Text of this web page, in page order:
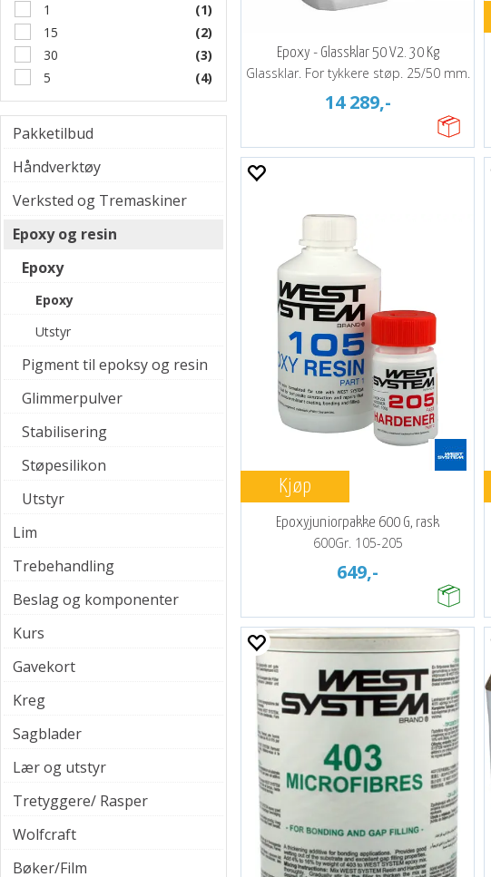
1
(1)
15
(2)
30
(3)
5
(4)
Pakketilbud
Håndverktøy
Verksted og Tremaskiner
Epoxy og resin
Epoxy
Epoxy
Utstyr
Pigment til epoksy og resin
Glimmerpulver
Stabilisering
Støpesilikon
Utstyr
Lim
Trebehandling
Beslag og komponenter
Kurs
Gavekort
Kreg
Sagblader
Lær og utstyr
Tretyggere/ Rasper
Wolfcraft
Bøker/Film
Epoxy - Glassklar 50 V2. 30 Kg
Glassklar. For tykkere støp. 25/50 mm.
14 289,-
Kjøp
Epoxyjuniorpakke 600 G, rask
600Gr. 105-205
649,-